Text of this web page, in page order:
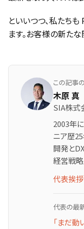
といいつつ、私たち
ます。お客様の新た
この記事
木原 真
SIA株式
2003年
ニア歴
開発と
経営戦略
代表挨拶
代表の最
「まだ